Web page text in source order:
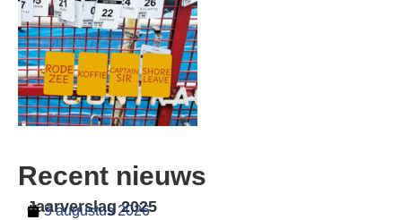
Recent nieuws
Jaarverslag 2025
5 augustus 2026